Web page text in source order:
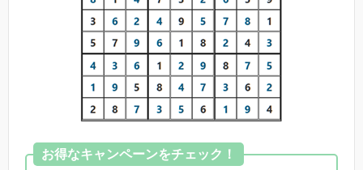
お得なキャンペーンをチェック！